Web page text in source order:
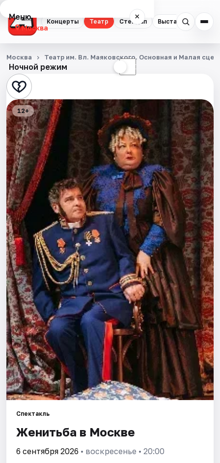
Концерты Театр Стендап Выставки
Меню ×
Москва
Концерты
Театр
Стендап
Выставки
Квесты
Экскурсии
Спорт
События
Города
Площадки
Артисты
Рейтинги
Ночной режим ☾
Москва Театр им. Вл. Маяковского. Основная и Малая
12+
Спектакль
Женитьба в Москве
6 сентября 2026 • воскресенье • 20:00